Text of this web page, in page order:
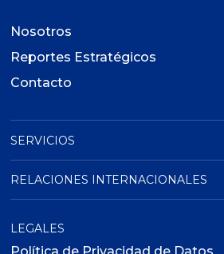
Nosotros
Reportes Estratégicos
Contacto
SERVICIOS
RELACIONES INTERNACIONALES
LEGALES